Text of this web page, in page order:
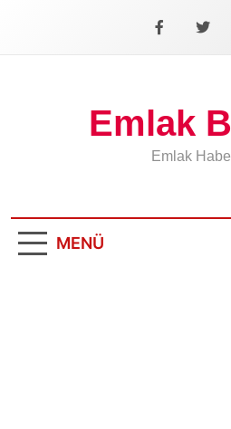
Facebook
X
Emlak
Emlak
MENÜ